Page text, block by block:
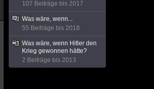
107 Beiträge bis 2017
Was wäre, wenn...
55 Beiträge bis 2018
Was wäre, wenn Hitler den
Krieg gewonnen hätte?
2 Beiträge bis 2013